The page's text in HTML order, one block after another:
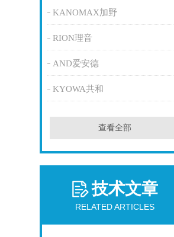
KANOMAX加野
RION理音
AND爱安德
KYOWA共和
查看全部
技术文章
RELATED ARTICLES